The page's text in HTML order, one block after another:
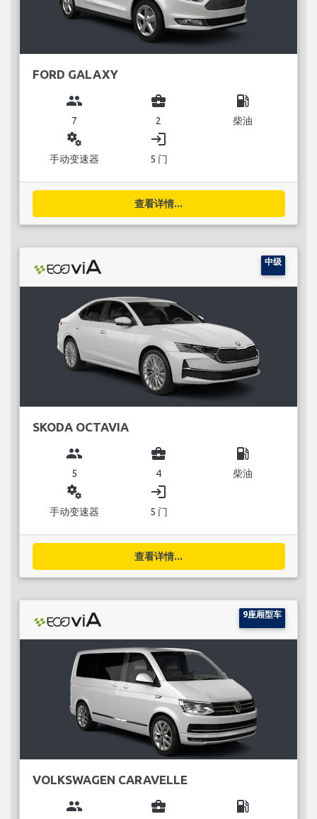
FORD GALAXY
group
7
business_center
2
local_gas_station
柴油
miscellaneous_services
手动变速器
login
5 门
查看详情...
中级
SKODA OCTAVIA
group
5
business_center
4
local_gas_station
柴油
miscellaneous_services
手动变速器
login
5 门
查看详情...
9座厢型车
VOLKSWAGEN CARAVELLE
group business_center local_gas_station